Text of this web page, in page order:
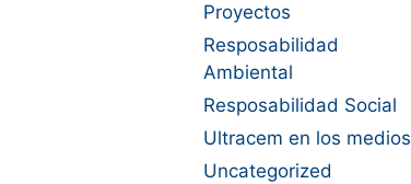
Proyectos
Resposabilidad
Ambiental
Resposabilidad Social
Ultracem en los medios
Uncategorized